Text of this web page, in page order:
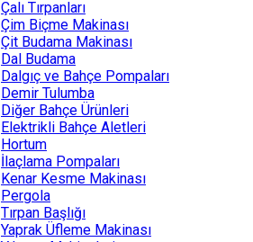
Çalı Tırpanları
Çim Biçme Makinası
Çit Budama Makinası
Dal Budama
Dalgıç ve Bahçe Pompaları
Demir Tulumba
Diğer Bahçe Ürünleri
Elektrikli Bahçe Aletleri
Hortum
İlaçlama Pompaları
Kenar Kesme Makinası
Pergola
Tırpan Başlığı
Yaprak Üfleme Makinası